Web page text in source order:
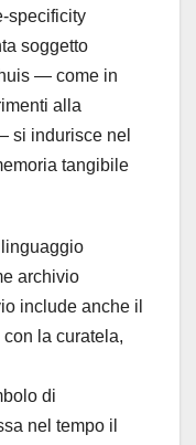
specificity
soggetto
— come in
alla
si indurisce nel
tangibile
archivio
include anche il
con la curatela,
di
nel tempo il